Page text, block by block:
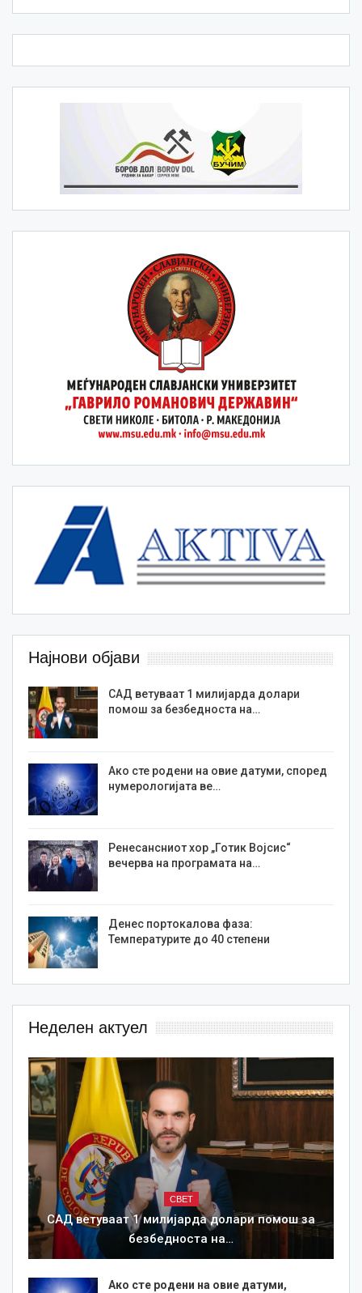
Најнови објави
САД ветуваат 1 милијарда долари
помош за безбедноста на…
Ако сте родени на овие датуми, според
нумерологијата ве…
Ренесансниот хор „Готик Војсис“
вечерва на програмата на…
Денес портокалова фаза:
Температурите до 40 степени
Неделен актуел
СВЕТ
САД ветуваат 1 милијарда долари помош за
безбедноста на…
Ако сте родени на овие датуми,